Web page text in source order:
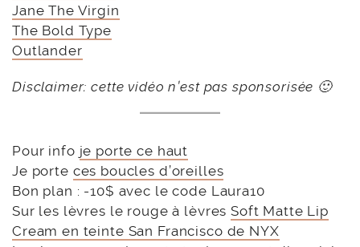
Jane The Virgin
The Bold Type
Outlander
Disclaimer: cette vidéo n’est pas sponsorisée 🙂
Pour info je porte ce haut
Je porte ces boucles d’oreilles
Bon plan : -10$ avec le code Laura10
Sur les lèvres le rouge à lèvresSoft Matte Lip
Cream en teinte San Francisco de NYX